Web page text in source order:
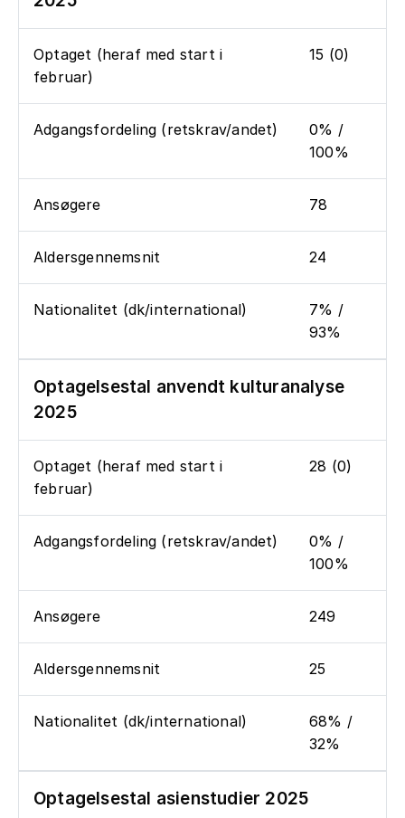
Optaget (heraf med start i
februar)
15 (0)
Adgangsfordeling (retskrav/andet)
0% /
100%
Ansøgere 78
Aldersgennemsnit 24
Nationalitet (dk/international)
7% /
93%
Optagelsestal anvendt kulturanalyse
2025
Optaget (heraf med start i
februar)
28 (0)
Adgangsfordeling (retskrav/andet)
0% /
100%
Ansøgere 249
Aldersgennemsnit 25
Nationalitet (dk/international)
68% /
32%
Optagelsestal asienstudier 2025